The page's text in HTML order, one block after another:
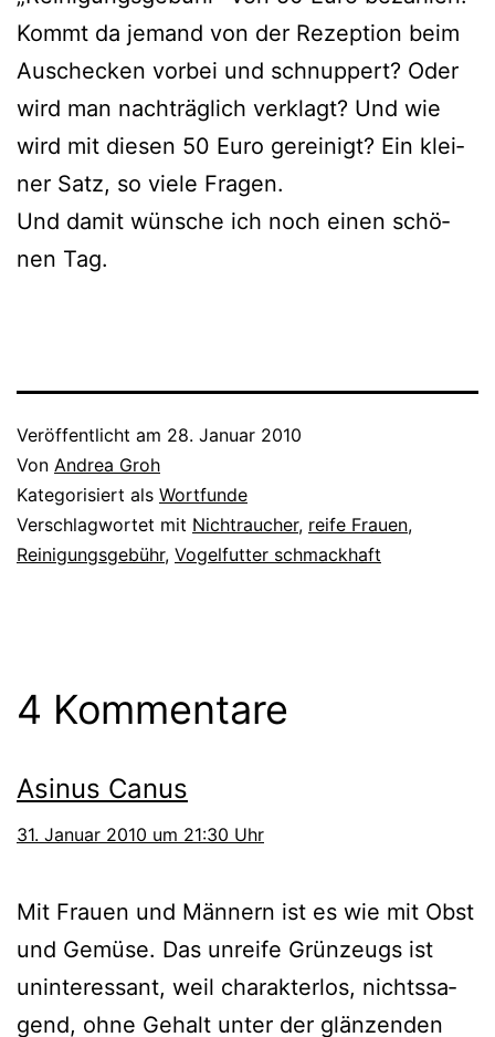
Kommt da jemand von der Rezeption beim
Auschecken vor­bei und schnup­pert? Oder
wird man nach­träg­lich ver­klagt? Und wie
wird mit die­sen 50 Euro gerei­nigt? Ein klei­
ner Satz, so vie­le Fragen.
Und damit wün­sche ich noch einen schö­
nen Tag.
Veröffentlicht am 28. Januar 2010
Von Andrea Groh
Kategorisiert als Wortfunde
Verschlagwortet mit Nichtraucher, reife Frauen,
Reinigungsgebühr, Vogelfutter schmackhaft
4 Kommentare
Asinus Canus
31. Januar 2010 um 21:30 Uhr
Mit Frauen und Männern ist es wie mit Obst
und Gemüse. Das unrei­fe Grünzeugs ist
unin­ter­es­sant, weil cha­rak­ter­los, nichts­sa­
gend, ohne Gehalt unter der glän­zen­den